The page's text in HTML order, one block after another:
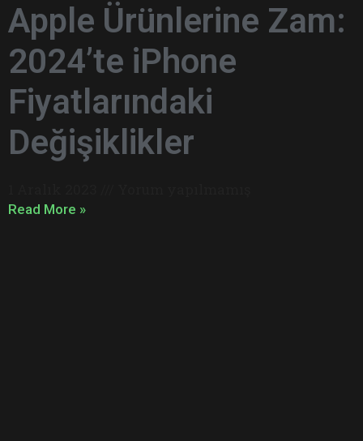
Apple Ürünlerine Zam:
2024’te iPhone
Fiyatlarındaki
Değişiklikler
Read More »